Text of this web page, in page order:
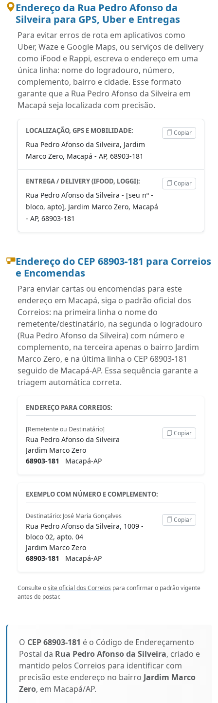
Endereço da Rua Pedro Afonso da
Silveira para GPS, Uber e Entregas
Para evitar erros de rota em aplicativos como
Uber, Waze e Google Maps, ou serviços de delivery
como iFood e Rappi, escreva o endereço em uma
única linha: nome do logradouro, número,
complemento, bairro e cidade. Esse formato
garante que a Rua Pedro Afonso da Silveira em
Macapá seja localizada com precisão.
LOCALIZAÇÃO, GPS E MOBILIDADE:
Rua Pedro Afonso da Silveira, Jardim
Marco Zero, Macapá - AP, 68903-181
Copiar
ENTREGA / DELIVERY (IFOOD, LOGGI):
Rua Pedro Afonso da Silveira - [seu nº -
bloco, apto], Jardim Marco Zero, Macapá
- AP, 68903-181
Copiar
Endereço do CEP 68903-181 para Correios
e Encomendas
Para enviar cartas ou encomendas para este
endereço em Macapá, siga o padrão oficial dos
Correios: na primeira linha o nome do
remetente/destinatário, na segunda o logradouro
(Rua Pedro Afonso da Silveira) com número e
complemento, na terceira apenas o bairro Jardim
Marco Zero, e na última linha o CEP 68903-181
seguido de Macapá-AP. Essa sequência garante a
triagem automática correta.
ENDEREÇO PARA CORREIOS:
[Remetente ou Destinatário]
Rua Pedro Afonso da Silveira
Jardim Marco Zero
68903-181
Macapá-AP
Copiar
EXEMPLO COM NÚMERO E COMPLEMENTO:
Destinatário: José Maria Gonçalves
Rua Pedro Afonso da Silveira, 1009 -
bloco 02, apto. 04
Jardim Marco Zero
68903-181
Macapá-AP
Copiar
Consulte osite oficial dos Correios para confirmar o padrão vigente
antes de postar.
O CEP 68903-181 é o Código de Endereçamento
Postal da Rua Pedro Afonso da Silveira, criado e
mantido pelos Correios para identificar com
precisão este endereço no bairro Jardim Marco
Zero, em Macapá/AP.